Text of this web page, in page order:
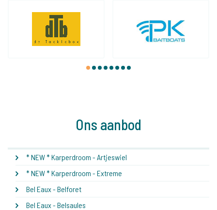
1 2 3 4 5 6 7 8
Ons aanbod
* NEW * Karperdroom - Artjeswiel
* NEW * Karperdroom - Extreme
Bel Eaux - Belforet
Bel Eaux - Belsaules